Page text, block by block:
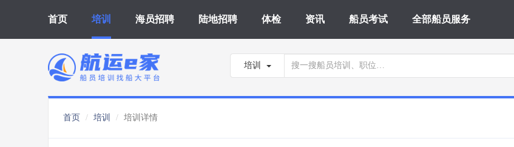
首页 培训 海员招聘 陆地招聘 体检 资讯 船员考试 全部船员服务
培训
首页 培训 培训详情